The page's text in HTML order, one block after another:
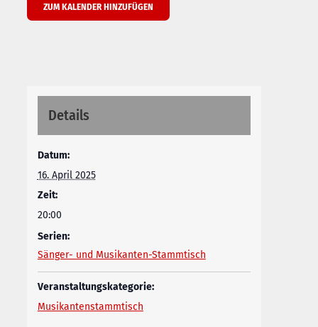
ZUM KALENDER HINZUFÜGEN
Details
Datum:
16. April 2025
Zeit:
20:00
Serien:
Sänger- und Musikanten-Stammtisch
Veranstaltungskategorie:
Musikantenstammtisch